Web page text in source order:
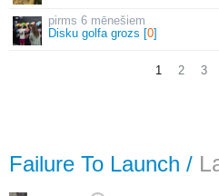
6 mēnešiem
Disku golfa grozs [0]
1 2 3
Failure To Launch /